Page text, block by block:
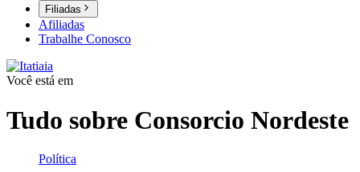
Filiadas
Afiliadas
Trabalhe Conosco
Você está em
Tudo sobre Consorcio Nordeste
Política